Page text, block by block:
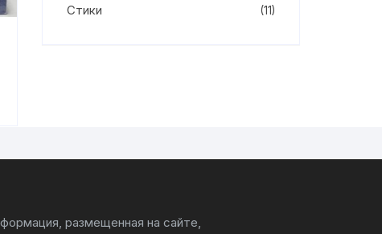
Стики (11)
размещенная на сайте,